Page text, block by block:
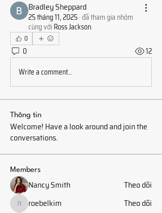
Bradley Sheppard
25 tháng 11, 2025·đã tham gia nhóm
cùng với Ross Jackson.
0
0
12
Write a comment...
Thông tin
Welcome! Have a look around and join the
conversations.
Members
Nancy Smith Theo dõi
roebelkim
roebelkim Theo dõi